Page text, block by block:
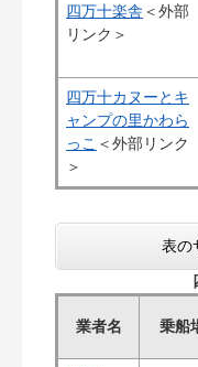
四万十楽舎 ＜外部
リンク＞
四万十カヌーとキ
ャンプの里かわら
っこ ＜外部リンク
＞
表の
業者名 乗船